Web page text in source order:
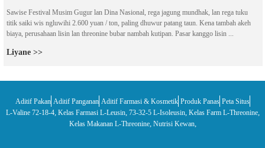
Sawise Festival Musim Gugur lan Dina Nasional, rega jagung mundhak, lan rega tuku
titik saiki wis ngluwihi 2.600 yuan / ton, paling dhuwur patang taun. Kena tambah akeh
biaya, perusahaan lisin lan threonine bubar nambah kutipan. Pasar kanggo lisin ...
Liyane >>
Aditif Pakan Aditif Panganan Aditif Farmasi & Kosmetik Produk Panas Peta Situs
L-Valine 72-18-4, Kelas Farmasi L-Leusin, 73-32-5 L-Isoleusin, Kelas Farm L-Threonine,
Kelas Makanan L-Threonine, Nutrisi Kewan,